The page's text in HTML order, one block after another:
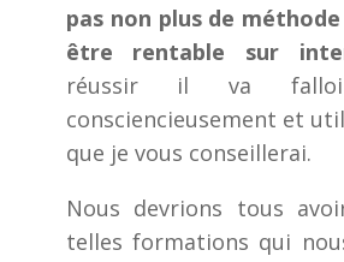
pas non plus de
être rentable sur
réussir il va
consciencieusement et
que je vous conseillerai.
Nous devrions tous
telles formations qui